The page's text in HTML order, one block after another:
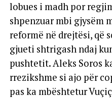
lobues i madh por
shpenzuar mbi gjysëm
reformë në drejtësi, që
gjueti shtrigash ndaj
pushtetit. Aleks Soros
rrezikshme si ajo për
pas ka mbështetur